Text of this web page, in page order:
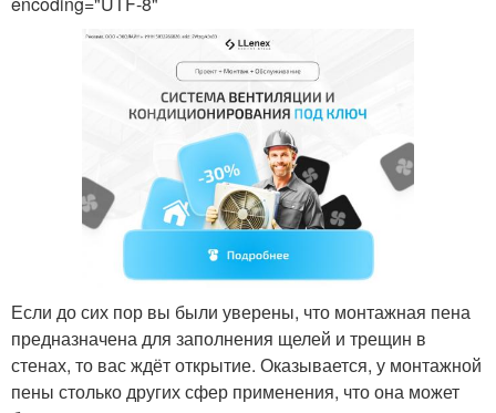
Если до сих пор вы были уверены, что монтажная пена
предназначена для заполнения щелей и трещин в
стенах, то вас ждёт открытие. Оказывается, у монтажной
пены столько других сфер применения, что она может